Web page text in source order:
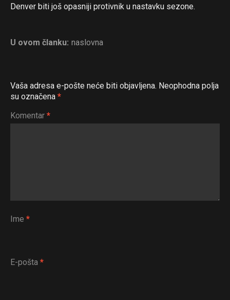
Denver biti još opasniji protivnik u nastavku sezone.
U ovom članku: naslovna
Vaša adresa e-pošte neće biti objavljena. Neophodna polja
su označena *
Komentar *
Ime *
E-pošta *